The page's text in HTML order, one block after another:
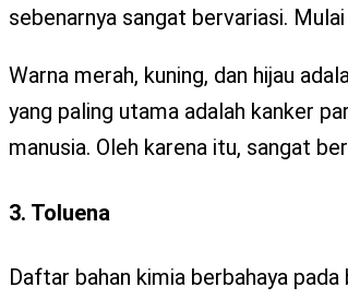
sebenarnya sangat bervariasi.
Warna merah, kuning, dan hijau
yang paling utama adalah kanker
manusia. Oleh karena itu, sangat
3. Toluena
Daftar bahan kimia berbahaya